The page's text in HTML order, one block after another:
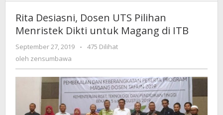
UTS
Pilihan
Menristek
di
ITB
Rita Desiasni, Dosen UTS Pilihan
Menristek Dikti untuk Magang di ITB
September 27, 2019
oleh
-
475 Dilihat
oleh zensumbawa